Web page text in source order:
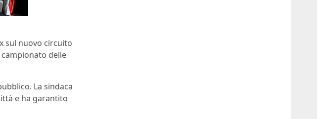
sul nuovo circuito
delle
La sindaca
e ha garantito